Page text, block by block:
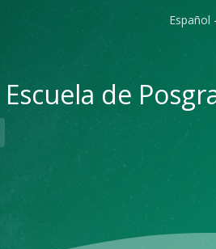
Español
de